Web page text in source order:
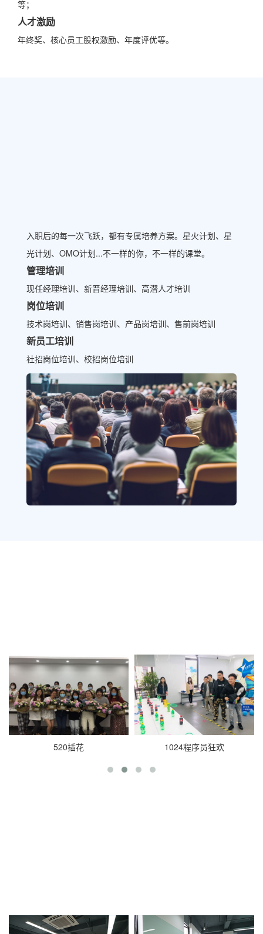
等；
人才激励
年终奖、核心员工股权激励、年度评优等。
入职后的每一次飞跃，都有专属培养方案。星火计划、星
光计划、OMO计划...不一样的你，不一样的课堂。
管理培训
现任经理培训、新晋经理培训、高潜人才培训
岗位培训
技术岗培训、销售岗培训、产品岗培训、售前岗培训
新员工培训
社招岗位培训、校招岗位培训
520插花 1024程序员狂欢